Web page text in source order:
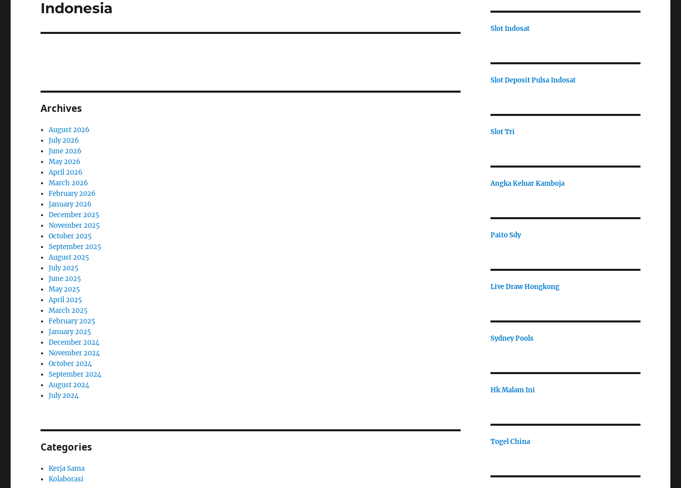
Indonesia
Archives
August 2026
July 2026
June 2026
May 2026
April 2026
March 2026
February 2026
January 2026
December 2025
November 2025
October 2025
September 2025
August 2025
July 2025
June 2025
May 2025
April 2025
March 2025
February 2025
January 2025
December 2024
November 2024
October 2024
September 2024
August 2024
July 2024
Categories
Kerja Sama
Kolaborasi
Slot Indosat
Slot Deposit Pulsa Indosat
Slot Tri
Angka Keluar Kamboja
Paito Sdy
Live Draw Hongkong
Sydney Pools
Hk Malam Ini
Togel China